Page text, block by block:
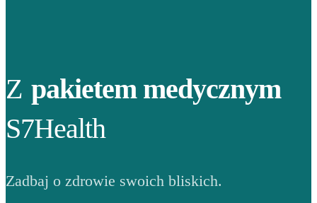
Z pakietem medycznym
S7Health
Zadbaj o zdrowie swoich bliskich.